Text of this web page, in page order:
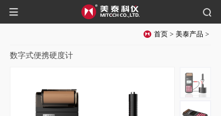
首页 > 美泰产品 >
数字式便携硬度计